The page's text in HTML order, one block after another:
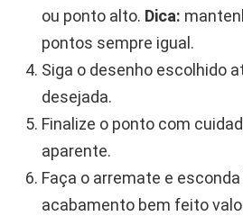
ou ponto alto. Dica:
pontos sempre igual.
Siga o desenho escolhido
desejada.
Finalize o ponto com
aparente.
Faça o arremate e
acabamento bem feito